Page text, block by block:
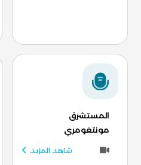
المستشرق
مونتغومري
شاهد المزيد